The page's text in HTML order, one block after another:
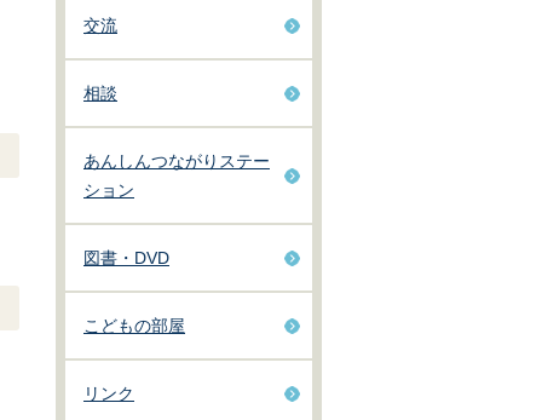
交流
相談
あんしんつながりステー
ション
図書・DVD
こどもの部屋
リンク